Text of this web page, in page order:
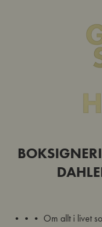
••• Om allt i livet